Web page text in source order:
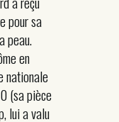
pour sa
peau.
en
nationale
(sa pièce
lui a valu